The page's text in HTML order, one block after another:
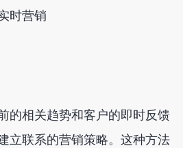
时营销
的相关趋势和客户的即时反馈
立联系的营销策略。这种方法